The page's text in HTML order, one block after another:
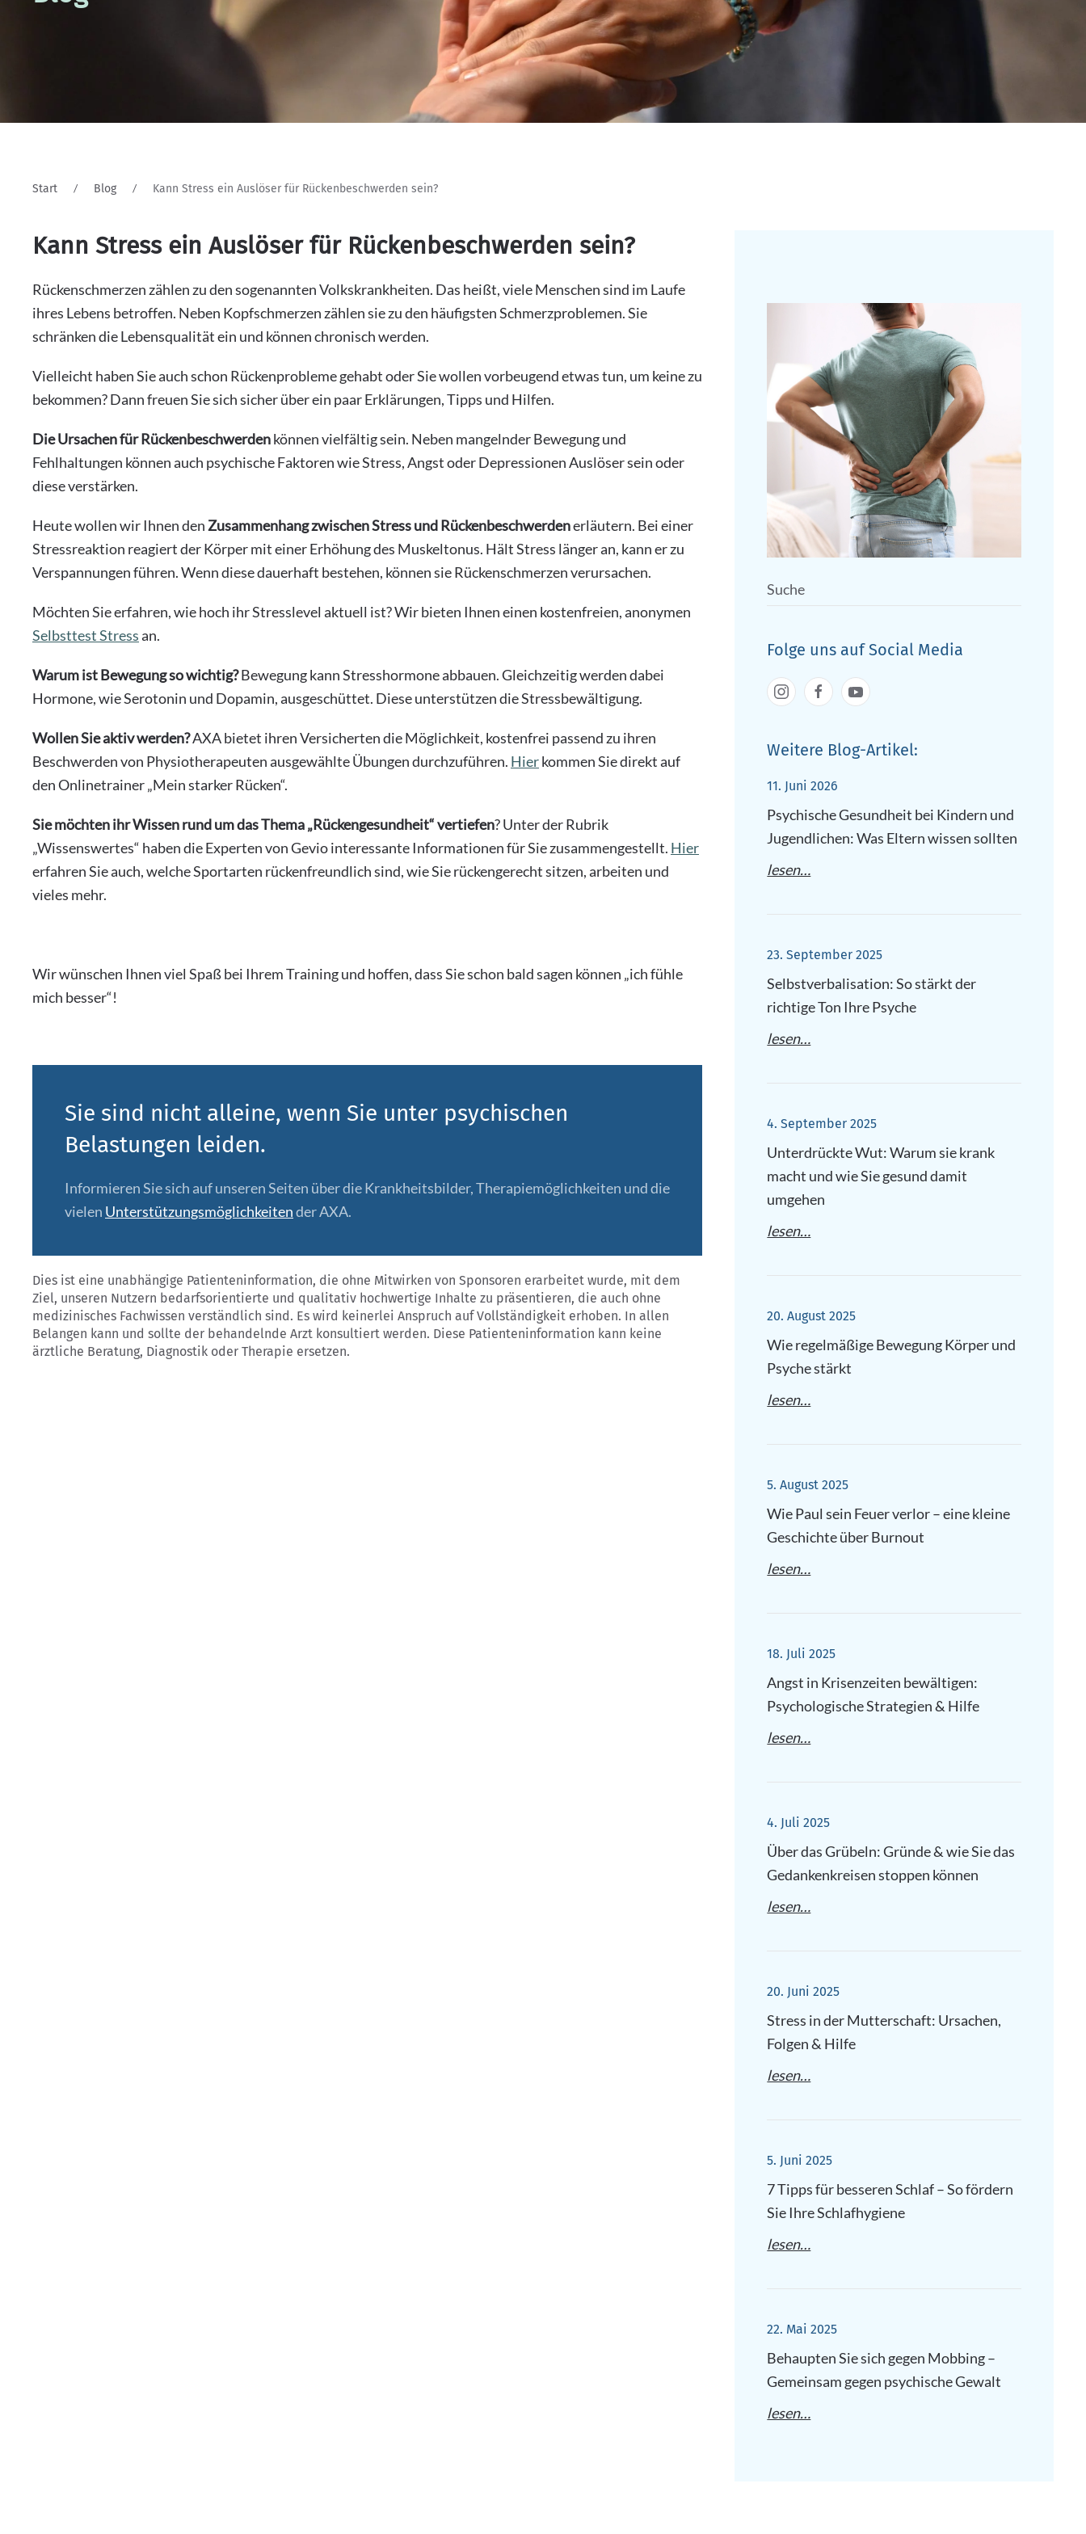
Start Blog Kann Stress ein Auslöser für Rückenbeschwerden sein?
Kann Stress ein Auslöser für Rückenbeschwerden sein?
Rückenschmerzen zählen zu den sogenannten Volkskrankheiten. Das heißt, viele Menschen sind im Laufe
ihres Lebens betroffen. Neben Kopfschmerzen zählen sie zu den häufigsten Schmerzproblemen. Sie
schränken die Lebensqualität ein und können chronisch werden.
Vielleicht haben Sie auch schon Rückenprobleme gehabt oder Sie wollen vorbeugend etwas tun, um keine zu
bekommen? Dann freuen Sie sich sicher über ein paar Erklärungen, Tipps und Hilfen.
Die Ursachen für Rückenbeschwerdenkönnen vielfältig sein. Neben mangelnder Bewegung und
Fehlhaltungen können auch psychische Faktoren wie Stress, Angst oder Depressionen Auslöser sein oder
diese verstärken.
Heute wollen wir Ihnen den Zusammenhang zwischen Stress und Rückenbeschwerdenerläutern. Bei einer
Stressreaktion reagiert der Körper mit einer Erhöhung des Muskeltonus. Hält Stress länger an, kann er zu
Verspannungen führen. Wenn diese dauerhaft bestehen, können sie Rückenschmerzen verursachen.
Möchten Sie erfahren, wie hoch ihr Stresslevel aktuell ist? Wir bieten Ihnen einen kostenfreien, anonymen
Selbsttest Stressan.
Warum ist Bewegung so wichtig?Bewegung kann Stresshormone abbauen. Gleichzeitig werden dabei
Hormone, wie Serotonin und Dopamin, ausgeschüttet. Diese unterstützen die Stressbewältigung.
Wollen Sie aktiv werden?AXA bietet ihren Versicherten die Möglichkeit, kostenfrei passend zu ihren
Beschwerden von Physiotherapeuten ausgewählte Übungen durchzuführen. Hierkommen Sie direkt auf
den Onlinetrainer „Mein starker Rücken“.
Sie möchten ihr Wissen rund um das Thema „Rückengesundheit“ vertiefen? Unter der Rubrik
„Wissenswertes“ haben die Experten von Gevio interessante Informationen für Sie zusammengestellt. Hier
erfahren Sie auch, welche Sportarten rückenfreundlich sind, wie Sie rückengerecht sitzen, arbeiten und
vieles mehr.
Wir wünschen Ihnen viel Spaß bei Ihrem Training und hoffen, dass Sie schon bald sagen können „ich fühle
mich besser“!
Sie sind nicht alleine, wenn Sie unter psychischen
Belastungen leiden.
Informieren Sie sich auf unseren Seiten über die Krankheitsbilder, Therapiemöglichkeiten und die
vielen Unterstützungsmöglichkeitender AXA.
Dies ist eine unabhängige Patienteninformation, die ohne Mitwirken von Sponsoren erarbeitet wurde, mit dem
Ziel, unseren Nutzern bedarfsorientierte und qualitativ hochwertige Inhalte zu präsentieren, die auch ohne
medizinisches Fachwissen verständlich sind. Es wird keinerlei Anspruch auf Vollständigkeit erhoben. In allen
Belangen kann und sollte der behandelnde Arzt konsultiert werden. Diese Patienteninformation kann keine
ärztliche Beratung, Diagnostik oder Therapie ersetzen.
Folge uns auf Social Media
Weitere Blog-Artikel:
11. Juni 2026
Psychische Gesundheit bei Kindern und
Jugendlichen: Was Eltern wissen sollten
lesen…
23. September 2025
Selbstverbalisation: So stärkt der
richtige Ton Ihre Psyche
lesen…
4. September 2025
Unterdrückte Wut: Warum sie krank
macht und wie Sie gesund damit
umgehen
lesen…
20. August 2025
Wie regelmäßige Bewegung Körper und
Psyche stärkt
lesen…
5. August 2025
Wie Paul sein Feuer verlor – eine kleine
Geschichte über Burnout
lesen…
18. Juli 2025
Angst in Krisenzeiten bewältigen:
Psychologische Strategien & Hilfe
lesen…
4. Juli 2025
Über das Grübeln: Gründe & wie Sie das
Gedankenkreisen stoppen können
lesen…
20. Juni 2025
Stress in der Mutterschaft: Ursachen,
Folgen & Hilfe
lesen…
5. Juni 2025
7 Tipps für besseren Schlaf – So fördern
Sie Ihre Schlafhygiene
lesen…
22. Mai 2025
Behaupten Sie sich gegen Mobbing –
Gemeinsam gegen psychische Gewalt
lesen…